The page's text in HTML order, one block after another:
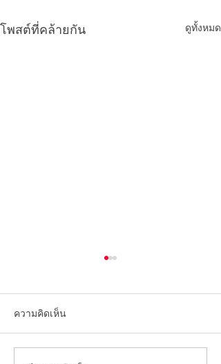
โพสต์ที่คล้ายกัน ดูทั้งหมด
ความคิดเห็น